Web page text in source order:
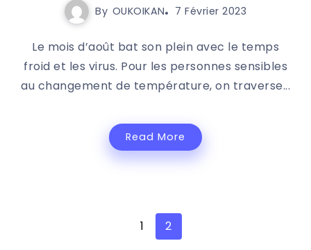
By OUKOIKAN 7 Février 2023
Le mois d’août bat son plein avec le temps
froid et les virus. Pour les personnes sensibles
au changement de température, on traverse...
Read More
1 2